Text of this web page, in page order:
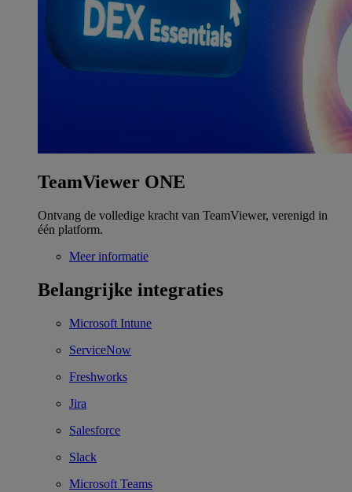
TeamViewer ONE
Ontvang de volledige kracht van TeamViewer, verenigd in
één platform.
Meer informatie
Belangrijke integraties
Microsoft Intune
ServiceNow
Freshworks
Jira
Salesforce
Slack
Microsoft Teams